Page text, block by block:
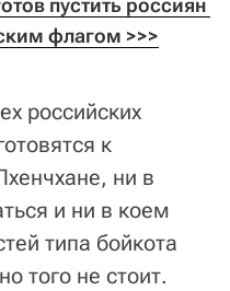
пустить россиян
флагом >>>
российских
к
ни в
и ни в коем
типа бойкота
того не стоит.